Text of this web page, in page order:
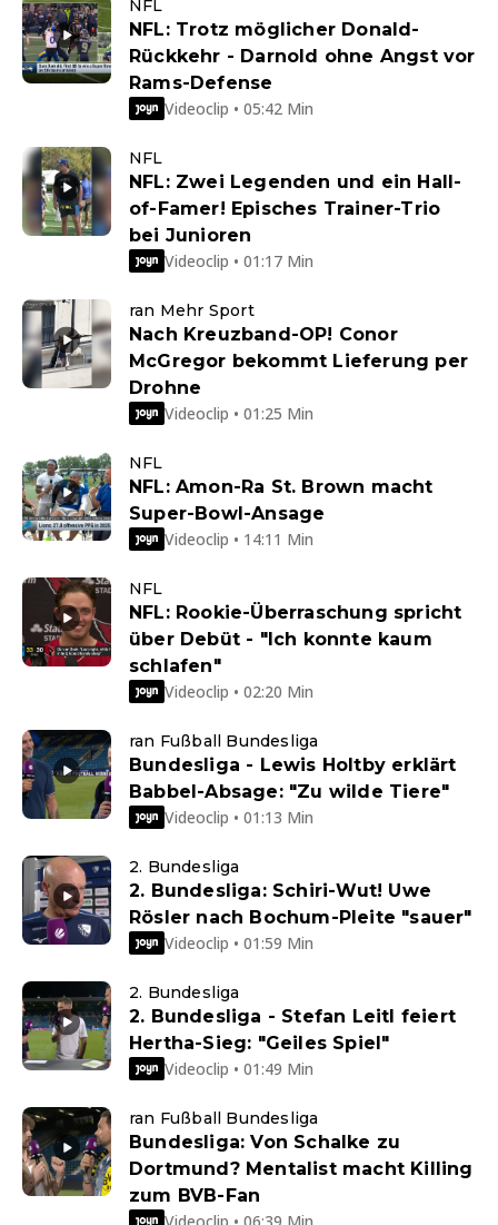
NFL
NFL: Trotz möglicher Donald-
Rückkehr - Darnold ohne Angst vor
Rams-Defense
Videoclip • 05:42 Min
NFL
NFL: Zwei Legenden und ein Hall-
of-Famer! Episches Trainer-Trio
bei Junioren
Videoclip • 01:17 Min
ran Mehr Sport
Nach Kreuzband-OP! Conor
McGregor bekommt Lieferung per
Drohne
Videoclip • 01:25 Min
NFL
NFL: Amon-Ra St. Brown macht
Super-Bowl-Ansage
Videoclip • 14:11 Min
NFL
NFL: Rookie-Überraschung spricht
über Debüt - "Ich konnte kaum
schlafen"
Videoclip • 02:20 Min
ran Fußball Bundesliga
Bundesliga - Lewis Holtby erklärt
Babbel-Absage: "Zu wilde Tiere"
Videoclip • 01:13 Min
2. Bundesliga
2. Bundesliga: Schiri-Wut! Uwe
Rösler nach Bochum-Pleite "sauer"
Videoclip • 01:59 Min
2. Bundesliga
2. Bundesliga - Stefan Leitl feiert
Hertha-Sieg: "Geiles Spiel"
Videoclip • 01:49 Min
ran Fußball Bundesliga
Bundesliga: Von Schalke zu
Dortmund? Mentalist macht Killing
zum BVB-Fan